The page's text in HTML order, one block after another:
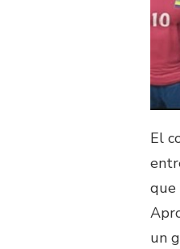
El
que
un